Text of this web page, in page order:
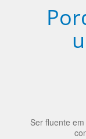
Ser fluente